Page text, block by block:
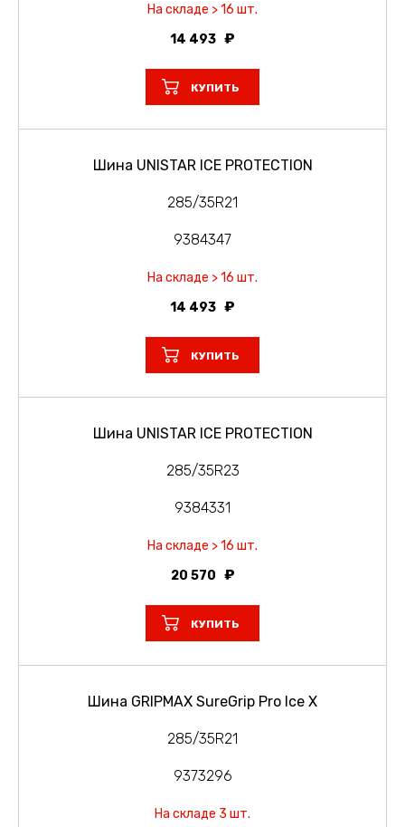
На складе > 16 шт.
14 493
КУПИТЬ
Шина UNISTAR ICE PROTECTION
285/35R21
9384347
На складе > 16 шт.
14 493
КУПИТЬ
Шина UNISTAR ICE PROTECTION
285/35R23
9384331
На складе > 16 шт.
20 570
КУПИТЬ
Шина GRIPMAX SureGrip Pro Ice X
285/35R21
9373296
На складе 3 шт.